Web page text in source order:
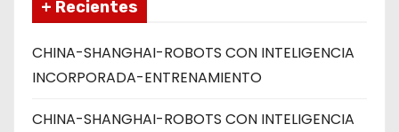
+ Recientes
CHINA-SHANGHAI-ROBOTS CON INTELIGENCIA
INCORPORADA-ENTRENAMIENTO
CHINA-SHANGHAI-ROBOTS CON INTELIGENCIA